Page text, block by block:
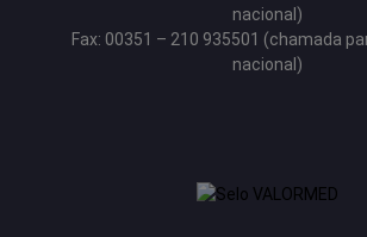
nacional)
Fax: 00351 – 210 935501 (chamada
nacional)